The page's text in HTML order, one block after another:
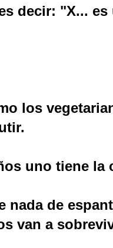
decir: "X...
los
uno tiene la
nada de
van a